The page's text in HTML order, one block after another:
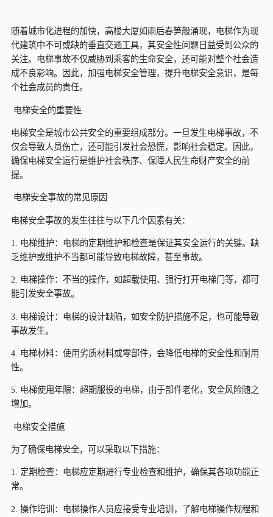
可
忽
生
随着城市化进程的加快，高楼大厦如雨后春笋般涌现，电梯作为现
代建筑中不可或缺的垂直交通工具，其安全性问题日益受到公众的
关注。 电梯事故不仅威胁到乘客的生命安全，还可能对整个社会造
成不良影响。因此，加强电梯安全管理，提升电梯安全意识，是每
个社会成员的责任。
电梯安全的重要性
电梯安全是城市公共安全的重要组成部分。一旦发生电梯事故，不
仅会导致人员伤亡，还可能引发社会恐慌，影响社会稳定。因此，
确保电梯安全运行是维护社会秩序、保障人民生命财产安全的前
提。
电梯安全事故的常见原因
电梯安全事故的发生往往与以下几个因素有关：
1. 电梯维护： 电梯的定期维护和检查是保证其安全运行的关键。缺
乏维护或维护不当都可能导致电梯故障，甚至事故。
2. 电梯操作：不当的操作，如超载使用、强行打开电梯门等，都可
能引发安全事故。
3. 电梯设计：电梯的设计缺陷，如安全防护措施不足，也可能导致
事故发生。
4. 电梯材料：使用劣质材料或零部件，会降低电梯的安全性和耐用
性。
5. 电梯使用年限：超期服役的电梯，由于部件老化，安全风险随之
增加。
电梯安全措施
为了确保电梯安全，可以采取以下措施：
1. 定期检查：电梯应定期进行专业检查和维护，确保其各项功能正
常。
2. 操作培训：电梯操作人员应接受专业培训，了解电梯操作规程和